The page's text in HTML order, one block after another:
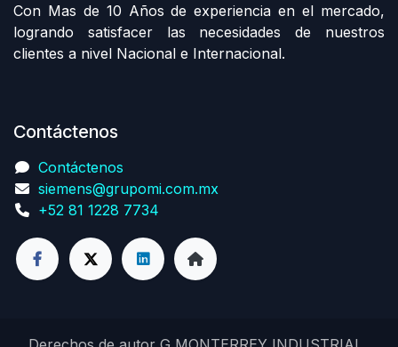
Con Mas de 10 Años de experiencia en el mercado,
logrando satisfacer las necesidades de nuestros
clientes a nivel Nacional e Internacional.
Contáctenos
Contáctenos
siemens@grupomi.com.mx
+52 81 1228 7734